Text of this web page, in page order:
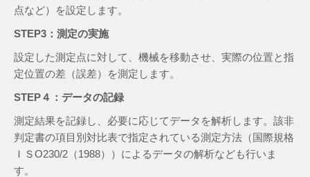
点など）を設定します。
STEP3：測定の実施
設定した測定点に対して、機械を移動させ、実際の位置と指
定位置の差（誤差）を測定します。
STEP４：データの記録
測定結果を記録し、必要に応じてデータを解析します。該非
判定書の項目別対比表で指定されている測定方法（国際規格
ＩＳО230/2（1988））によるデータの解析なども行いま
す。